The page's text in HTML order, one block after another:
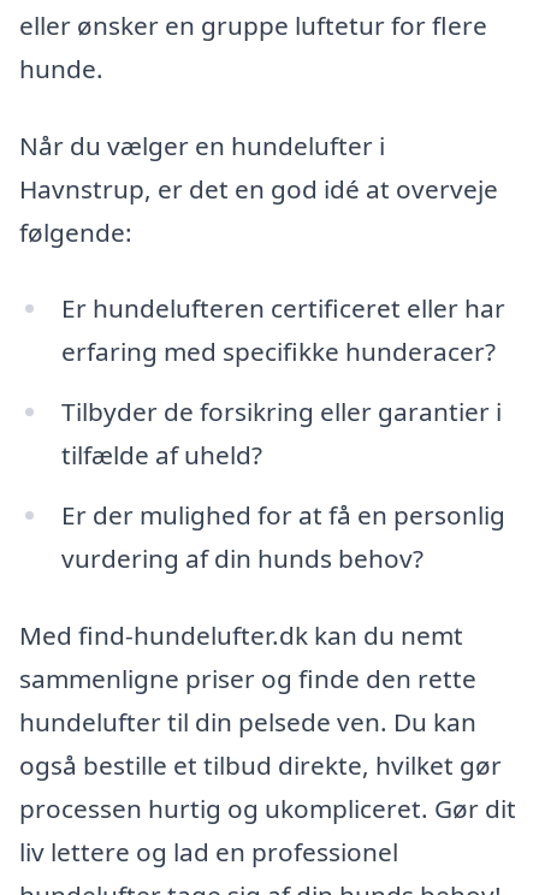
eller ønsker en gruppe luftetur for flere
hunde.
Når du vælger en hundelufter i
Havnstrup, er det en god idé at overveje
følgende:
Er hundelufteren certificeret eller har
erfaring med specifikke hunderacer?
Tilbyder de forsikring eller garantier i
tilfælde af uheld?
Er der mulighed for at få en personlig
vurdering af din hunds behov?
Med find-hundelufter.dk kan du nemt
sammenligne priser og finde den rette
hundelufter til din pelsede ven. Du kan
også bestille et tilbud direkte, hvilket gør
processen hurtig og ukompliceret. Gør dit
liv lettere og lad en professionel